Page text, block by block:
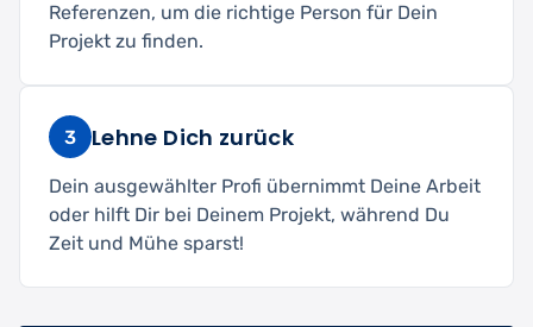
Referenzen, um die richtige Person für Dein
Projekt zu finden.
3 Lehne Dich zurück
Dein ausgewählter Profi übernimmt Deine Arbeit
oder hilft Dir bei Deinem Projekt, während Du
Zeit und Mühe sparst!